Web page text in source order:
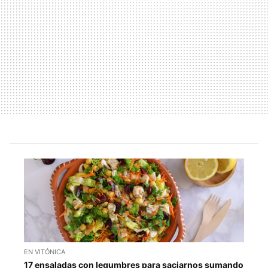
EN VITÓNICA
17 ensaladas con legumbres para saciarnos sumando